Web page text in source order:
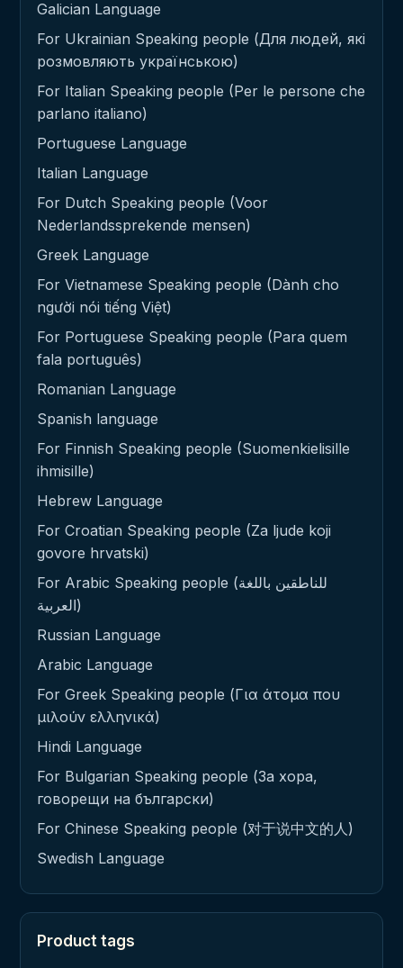
Galician Language
For Ukrainian Speaking people (Для людей, які
розмовляють українською)
For Italian Speaking people (Per le persone che
parlano italiano)
Portuguese Language
Italian Language
For Dutch Speaking people (Voor
Nederlandssprekende mensen)
Greek Language
For Vietnamese Speaking people (Dành cho
người nói tiếng Việt)
For Portuguese Speaking people (Para quem
fala português)
Romanian Language
Spanish language
For Finnish Speaking people (Suomenkielisille
ihmisille)
Hebrew Language
For Croatian Speaking people (Za ljude koji
govore hrvatski)
For Arabic Speaking people (للناطقين باللغة
العربية)
Russian Language
Arabic Language
For Greek Speaking people (Για άτομα που
μιλούν ελληνικά)
Hindi Language
For Bulgarian Speaking people (За хора,
говорещи на български)
For Chinese Speaking people (对于说中文的人)
Swedish Language
Product tags